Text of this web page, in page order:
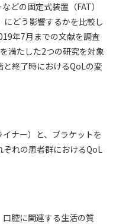
どの固定式装置（FAT）
どう影響するかを比較し
年7月までの文献を調査
満たした2つの研究を対象
終了時におけるQoLの変
ナー）と、ブラケットを
れの患者群におけるQoL
腔に関連する生活の質